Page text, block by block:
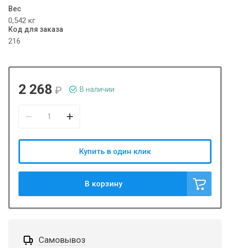
Вес
0,542 кг
Код для заказа
216
2 268 ₽ В наличии
В корзину
Купить в один клик
Самовывоз